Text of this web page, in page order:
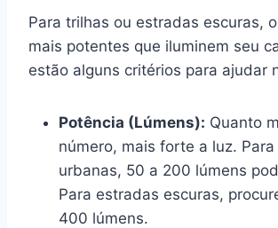
Para trilhas ou estradas escuras,
mais potentes que iluminem seu
estão alguns critérios para ajudar
Potência (Lúmens): Quanto
número, mais forte a luz. Para
urbanas, 50 a 200 lúmens
Para estradas escuras,
400 lúmens.